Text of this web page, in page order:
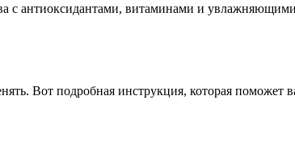
с антиоксидантами, витаминами и
Вот подробная инструкция, которая поможет